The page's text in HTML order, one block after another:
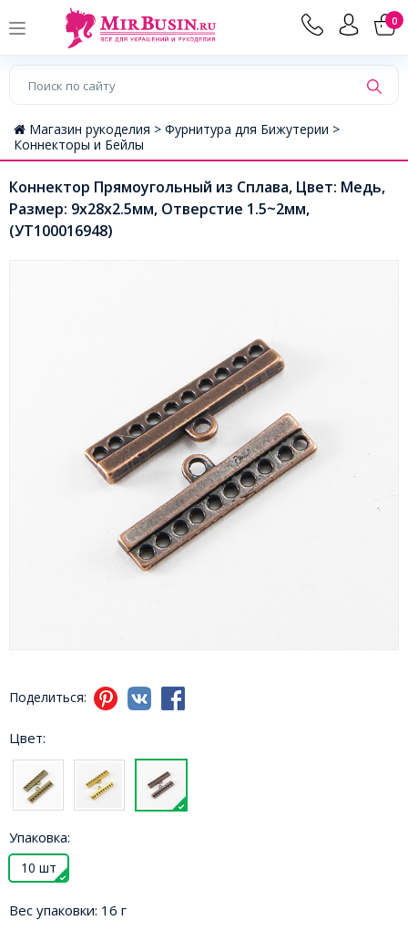
0
Магазин рукоделия > Фурнитура для Бижутерии >
Коннекторы и Бейлы
Коннектор Прямоугольный из Сплава, Цвет: Медь,
Размер: 9x28x2.5мм, Отверстие 1.5~2мм,
(УТ100016948)
Поделиться:
Цвет:
Упаковка:
10 шт
Вес упаковки: 16 г